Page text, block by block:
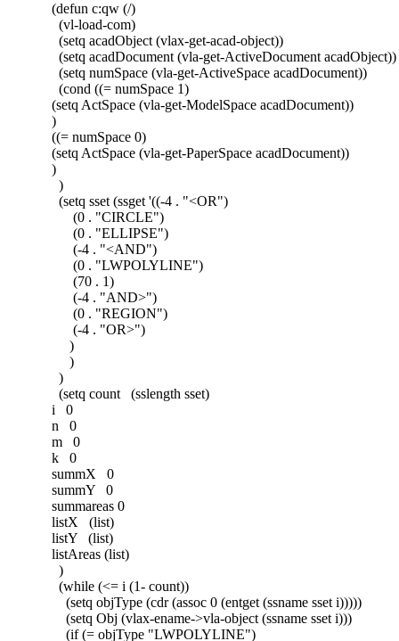
(defun c:qw (/)
(vl-load-com)
(setq acadObject (vlax-get-acad-object))
(setq acadDocument (vla-get-ActiveDocument acadObject))
(setq numSpace (vla-get-ActiveSpace acadDocument))
(cond ((= numSpace 1)
(setq ActSpace (vla-get-ModelSpace acadDocument))
)
((= numSpace 0)
(setq ActSpace (vla-get-PaperSpace acadDocument))
)
)
(setq sset (ssget '((-4 . "<OR")
(0 . "CIRCLE")
(0 . "ELLIPSE")
(-4 . "<AND")
(0 . "LWPOLYLINE")
(70 . 1)
(-4 . "AND>")
(0 . "REGION")
(-4 . "OR>")
)
)
)
(setq count (sslength sset)
i 0
n 0
m 0
k 0
summX 0
summY 0
summareas 0
listX (list)
listY (list)
listAreas (list)
)
(while (<= i (1- count))
(setq objType (cdr (assoc 0 (entget (ssname sset i)))))
(setq Obj (vlax-ename->vla-object (ssname sset i)))
(if (= objType "LWPOLYLINE")